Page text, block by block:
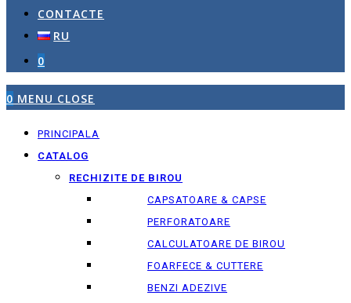
CONTACTE
RU
0
0 MENU CLOSE
PRINCIPALA
CATALOG
RECHIZITE DE BIROU
CAPSATOARE & CAPSE
PERFORATOARE
CALCULATOARE DE BIROU
FOARFECE & CUTTERE
BENZI ADEZIVE